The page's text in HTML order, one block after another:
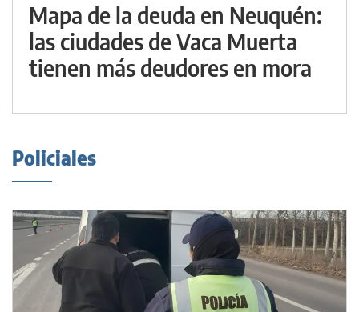
Mapa de la deuda en Neuquén:
las ciudades de Vaca Muerta
tienen más deudores en mora
Policiales